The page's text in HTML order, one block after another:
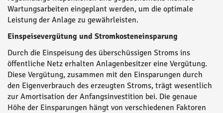
Wartungsarbeiten eingeplant werden, um die optimale
Leistung der Anlage zu gewährleisten.
Einspeisevergütung und Stromkosteneinsparung
Durch die Einspeisung des überschüssigen Stroms ins
öffentliche Netz erhalten Anlagenbesitzer eine Vergütung.
Diese Vergütung, zusammen mit den Einsparungen durch
den Eigenverbrauch des erzeugten Stroms, trägt wesentlich
zur Amortisation der Anfangsinvestition bei. Die genaue
Höhe der Einsparungen hängt von verschiedenen Faktoren